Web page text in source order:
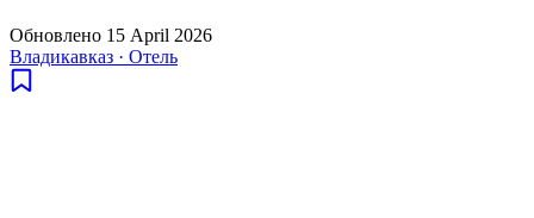
Обновлено 15 April 2026
Владикавказ · Отель